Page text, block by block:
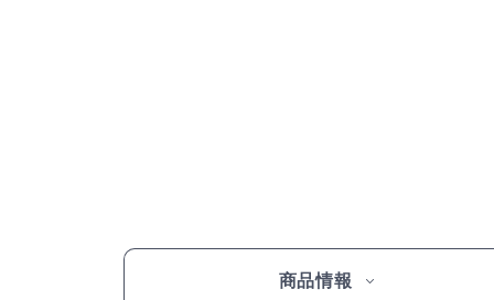
商品情報